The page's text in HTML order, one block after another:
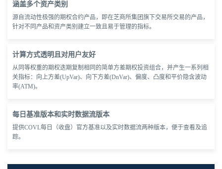
涵盖多个资产类别
源自流动性极强的期权合约产品，即在芝商所集团旗下交易所交易的产品，
针对不同产品和资产类别建立一致且易于管理的指标。
计算方式透明且对用户友好
从同等权重的期权迭期复制相同的简单方差期权投资组合，并产生一系列相
关指标：向上方差(UpVar)、向下方差(DnVar)、偏度、凸度和平价隐含波动
率(ATM)。
每日基准版本和实时数据流版本
提供COVL每日（收盘）官方基准以及实时数据流两种版本，便于查看及追
踪。